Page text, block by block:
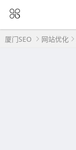
厦门SEO 网站优化